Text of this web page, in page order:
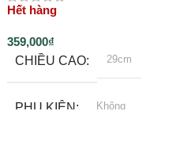
Hết hàng
359,000₫
CHIỀU CAO
29cm
PHỤ KIỆN Không